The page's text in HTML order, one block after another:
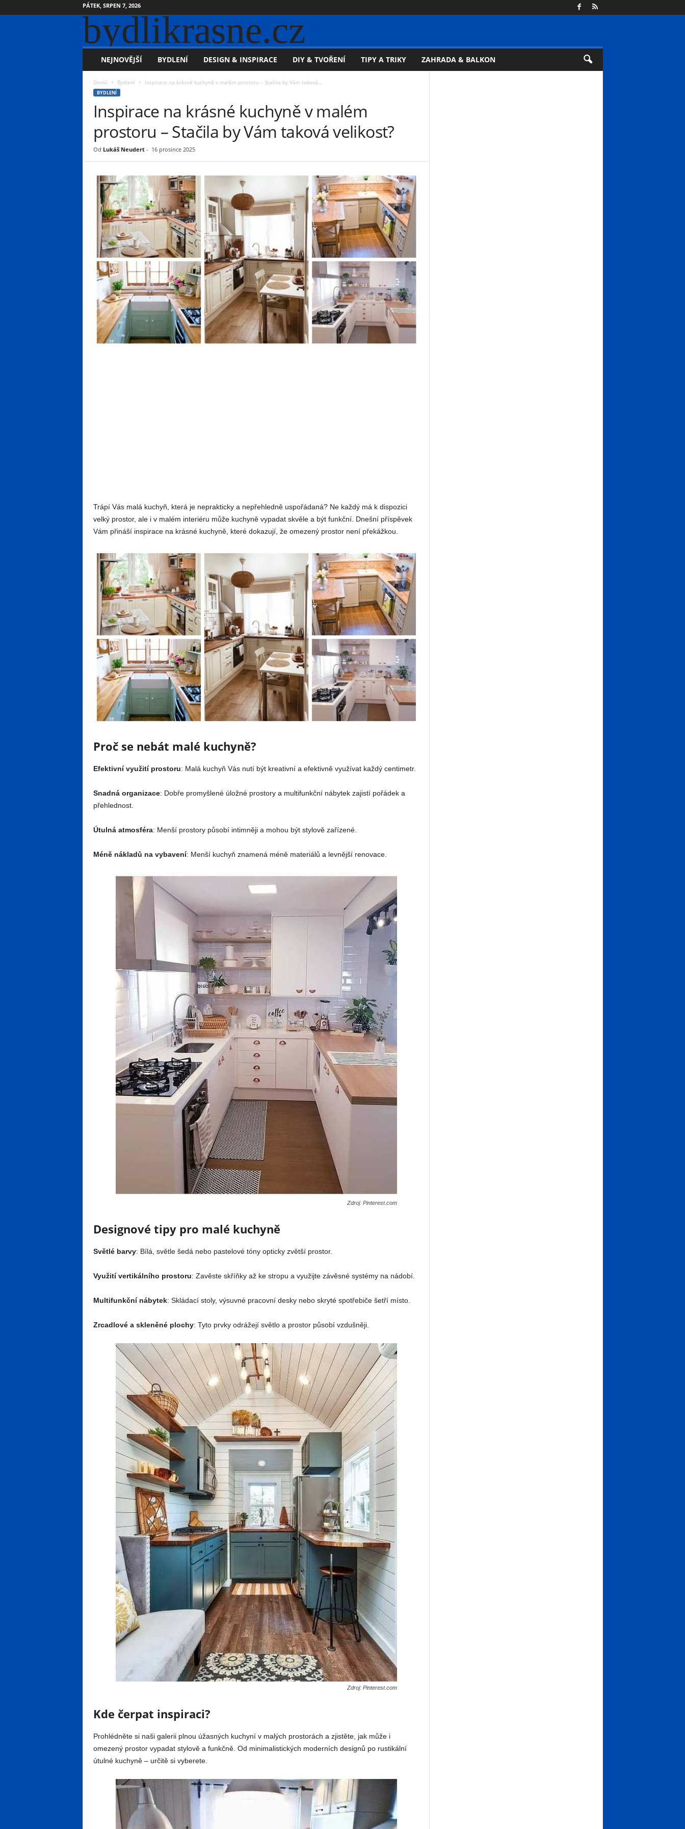
PÁTEK, SRPEN 7, 2026
bydlikrasne.cz
NEJNOVĚJŠÍ BYDLENÍ DESIGN & INSPIRACE DIY & TVOŘENÍ TIPY A TRIKY ZAHRADA & BALKON
Domů Bydlení Inspirace na krásné kuchyně v malém prostoru – Stačila by Vám taková...
BYDLENÍ
Inspirace na krásné kuchyně v malém
prostoru – Stačila by Vám taková velikost?
Od Lukáš Neudert- 16 prosince 2025
Trápí Vás malá kuchyň, která je neprakticky a nepřehledně uspořádaná? Ne každý má k dispozici
velký prostor, ale i v malém interiéru může kuchyně vypadat skvěle a být funkční. Dnešní příspěvek
Vám přináší inspirace na krásné kuchyně, které dokazují, že omezený prostor není překážkou.
Proč se nebát malé kuchyně?
Efektivní využití prostoru: Malá kuchyň Vás nutí být kreativní a efektivně využívat každý centimetr.
Snadná organizace: Dobře promyšlené úložné prostory a multifunkční nábytek zajistí pořádek a
přehlednost.
Útulná atmosféra: Menší prostory působí intimněji a mohou být stylově zařízené.
Méně nákladů na vybavení: Menší kuchyň znamená méně materiálů a levnější renovace.
Zdroj: Pinterest.com
Designové tipy pro malé kuchyně
Světlé barvy: Bílá, světle šedá nebo pastelové tóny opticky zvětší prostor.
Využití vertikálního prostoru: Zavěste skříňky až ke stropu a využijte závěsné systémy na nádobí.
Multifunkční nábytek: Skládací stoly, výsuvné pracovní desky nebo skryté spotřebiče šetří místo.
Zrcadlové a skleněné plochy: Tyto prvky odrážejí světlo a prostor působí vzdušněji.
Zdroj: Pinterest.com
Kde čerpat inspiraci?
Prohlédněte si naši galerii plnou úžasných kuchyní v malých prostorách a zjistěte, jak může i
omezený prostor vypadat stylově a funkčně. Od minimalistických moderních designů po rustikální
útulné kuchyně – určitě si vyberete.